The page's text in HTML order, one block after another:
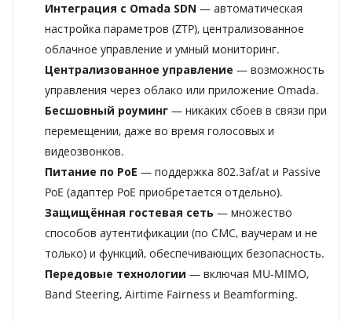
Интеграция с Omada SDN — автоматическая
настройка параметров (ZTP), централизованное
облачное управление и умный мониторинг.
Централизованное управление — возможность
управления через облако или приложение Omada.
Бесшовный роуминг — никаких сбоев в связи при
перемещении, даже во время голосовых и
видеозвонков.
Питание по PoE — поддержка 802.3af/at и Passive
PoE (адаптер PoE приобретается отдельно).
Защищённая гостевая сеть — множество
способов аутентификации (по СМС, ваучерам и не
только) и функций, обеспечивающих безопасность.
Передовые технологии — включая MU-MIMO,
Band Steering, Airtime Fairness и Beamforming.